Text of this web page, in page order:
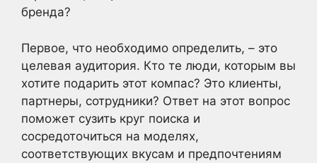
бренда?
Первое, что необходимо определить, – это
целевая аудитория. Кто те люди, которым вы
хотите подарить этот компас? Это клиенты,
партнеры, сотрудники? Ответ на этот вопрос
поможет сузить круг поиска и
сосредоточиться на моделях,
соответствующих вкусам и предпочтениям